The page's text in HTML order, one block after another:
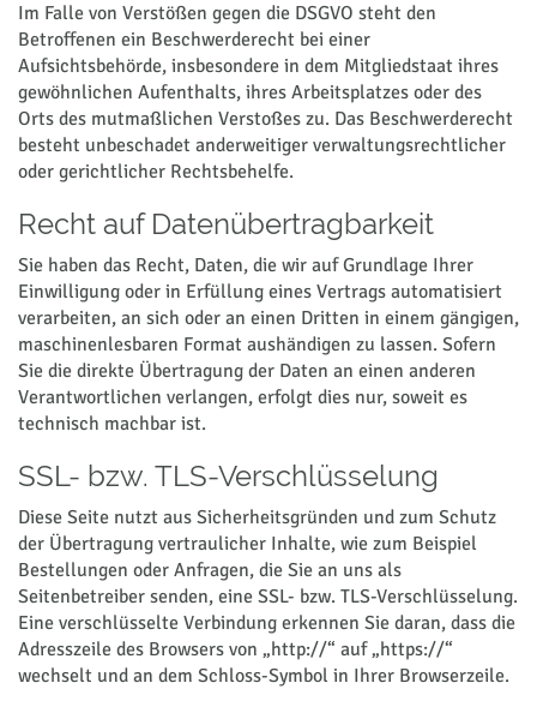
Im Falle von Verstößen gegen die DSGVO steht den
Betroffenen ein Beschwerderecht bei einer
Aufsichtsbehörde, insbesondere in dem Mitgliedstaat ihres
gewöhnlichen Aufenthalts, ihres Arbeitsplatzes oder des
Orts des mutmaßlichen Verstoßes zu. Das Beschwerderecht
besteht unbeschadet anderweitiger verwaltungsrechtlicher
oder gerichtlicher Rechtsbehelfe.
Recht auf Datenübertragbarkeit
Sie haben das Recht, Daten, die wir auf Grundlage Ihrer
Einwilligung oder in Erfüllung eines Vertrags automatisiert
verarbeiten, an sich oder an einen Dritten in einem gängigen,
maschinenlesbaren Format aushändigen zu lassen. Sofern
Sie die direkte Übertragung der Daten an einen anderen
Verantwortlichen verlangen, erfolgt dies nur, soweit es
technisch machbar ist.
SSL- bzw. TLS-Verschlüsselung
Diese Seite nutzt aus Sicherheitsgründen und zum Schutz
der Übertragung vertraulicher Inhalte, wie zum Beispiel
Bestellungen oder Anfragen, die Sie an uns als
Seitenbetreiber senden, eine SSL- bzw. TLS-Verschlüsselung.
Eine verschlüsselte Verbindung erkennen Sie daran, dass die
Adresszeile des Browsers von „http://“ auf „https://“
wechselt und an dem Schloss-Symbol in Ihrer Browserzeile.